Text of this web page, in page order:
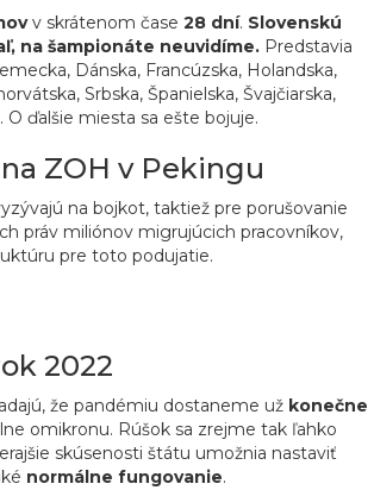
v skrátenom čase 28 dní. Slovenskú
na šampionáte neuvidíme. Predstavia
Dánska, Francúzska, Holandska,
Srbska, Španielska, Švajčiarska,
O ďalšie miesta sa ešte bojuje.
ZOH v Pekingu
na bojkot, taktiež pre porušovanie
práv miliónov migrujúcich pracovníkov,
pre toto podujatie.
2022
že pandémiu dostaneme už konečne
omikronu. Rúšok sa zrejme tak ľahko
skúsenosti štátu umožnia nastaviť
normálne fungovanie.